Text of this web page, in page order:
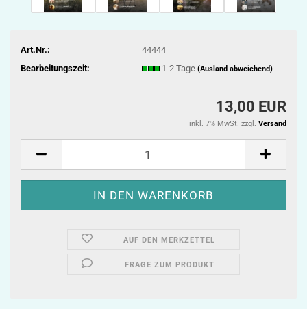
Art.Nr.:
44444
Bearbeitungszeit:
1-2 Tage (Ausland abweichend)
13,00 EUR
inkl. 7% MwSt. zzgl. Versand
AUF DEN MERKZETTEL
FRAGE ZUM PRODUKT